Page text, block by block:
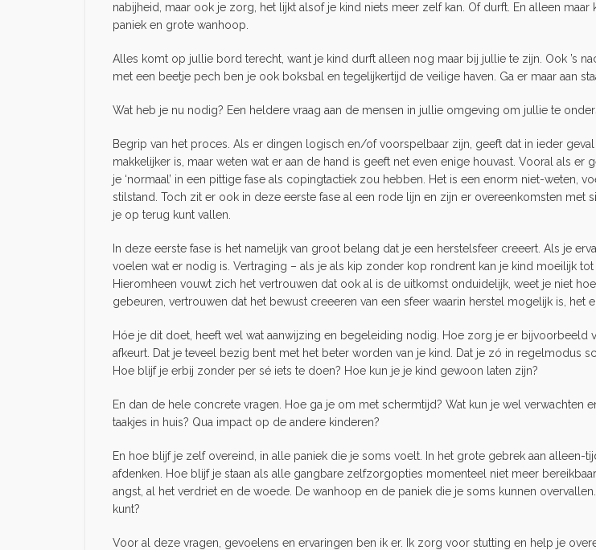
nabijheid, maar ook je zorg, het lijkt alsof je kind niets meer zelf kan. Of durft. En alleen
paniek en grote wanhoop.
Alles komt op jullie bord terecht, want je kind durft alleen nog maar bij jullie te zijn. Ook ’s
met een beetje pech ben je ook boksbal en tegelijkertijd de veilige haven. Ga er maar aan
Wat heb je nu nodig? Een heldere vraag aan de mensen in jullie omgeving om jullie te
Begrip van het proces. Als er dingen logisch en/of voorspelbaar zijn, geeft dat in ieder
makkelijker is, maar weten wat er aan de hand is geeft net even enige houvast. Vooral als
je ‘normaal’ in een pittige fase als copingtactiek zou hebben. Het is een enorm niet-weten,
stilstand. Toch zit er ook in deze eerste fase al een rode lijn en zijn er overeenkomsten met
je op terug kunt vallen.
In deze eerste fase is het namelijk van groot belang dat je een herstelsfeer creeert. Als je
voelen wat er nodig is. Vertraging – als je als kip zonder kop rondrent kan je kind moeilijk
Hieromheen vouwt zich het vertrouwen dat ook al is de uitkomst onduidelijk, weet je niet
gebeuren, vertrouwen dat het bewust creeeren van een sfeer waarin herstel mogelijk is, het
Hóe je dit doet, heeft wel wat aanwijzing en begeleiding nodig. Hoe zorg je er bijvoorbeeld
afkeurt. Dat je teveel bezig bent met het beter worden van je kind. Dat je zó in regelmodus
Hoe blijf je erbij zonder per sé iets te doen? Hoe kun je je kind gewoon laten zijn?
En dan de hele concrete vragen. Hoe ga je om met schermtijd? Wat kun je wel verwachten
taakjes in huis? Qua impact op de andere kinderen?
En hoe blijf je zelf overeind, in alle paniek die je soms voelt. In het grote gebrek aan alleen-
afdenken. Hoe blijf je staan als alle gangbare zelfzorgopties momenteel niet meer
angst, al het verdriet en de woede. De wanhoop en de paniek die je soms kunnen
kunt?
Voor al deze vragen, gevoelens en ervaringen ben ik er. Ik zorg voor stutting en help je